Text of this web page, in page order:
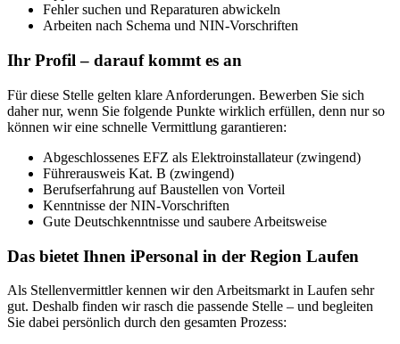
Fehler suchen und Reparaturen abwickeln
Arbeiten nach Schema und NIN-Vorschriften
Ihr Profil – darauf kommt es an
Für diese Stelle gelten klare Anforderungen. Bewerben Sie sich
daher nur, wenn Sie folgende Punkte wirklich erfüllen, denn nur so
können wir eine schnelle Vermittlung garantieren:
Abgeschlossenes EFZ als Elektroinstallateur (zwingend)
Führerausweis Kat. B (zwingend)
Berufserfahrung auf Baustellen von Vorteil
Kenntnisse der NIN-Vorschriften
Gute Deutschkenntnisse und saubere Arbeitsweise
Das bietet Ihnen iPersonal in der Region Laufen
Als Stellenvermittler kennen wir den Arbeitsmarkt in Laufen sehr
gut. Deshalb finden wir rasch die passende Stelle – und begleiten
Sie dabei persönlich durch den gesamten Prozess: